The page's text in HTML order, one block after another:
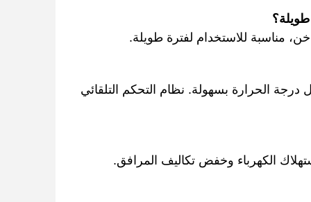
مناسبة للاستخدام لفترة طويلة.
الحرارة بسهولة. نظام التحكم التلقائي
الكهرباء وخفض تكاليف المرافق.